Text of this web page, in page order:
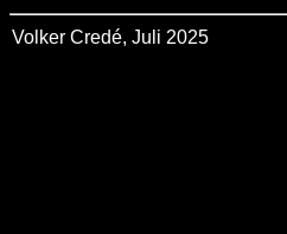
Volker Credé, Juli 2025